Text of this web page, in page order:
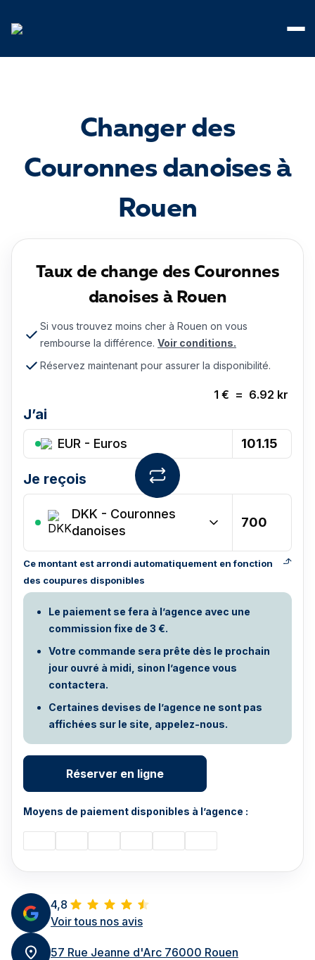
Changer des
Couronnes danoises à
Rouen
4,8
Voir tous nos avis
57 Rue Jeanne d'Arc 76000 Rouen
Taux de change des Couronnes
danoises à Rouen
Si vous trouvez moins cher à Rouen on vous
rembourse la différence. Voir conditions.
Réservez maintenant pour assurer la disponibilité.
1 € = 6.92 kr
J’ai
EUR - Euros
Je reçois
DKK - Couronnes
danoises
Ce montant est arrondi automatiquement en fonction
des coupures disponibles
Le paiement se fera à l’agence avec une
commission fixe de 3 €.
Votre commande sera prête dès le prochain
jour ouvré à midi, sinon l’agence vous
contactera.
Certaines devises de l’agence ne sont pas
affichées sur le site, appelez-nous.
Réserver en ligne
Moyens de paiement disponibles à l’agence :